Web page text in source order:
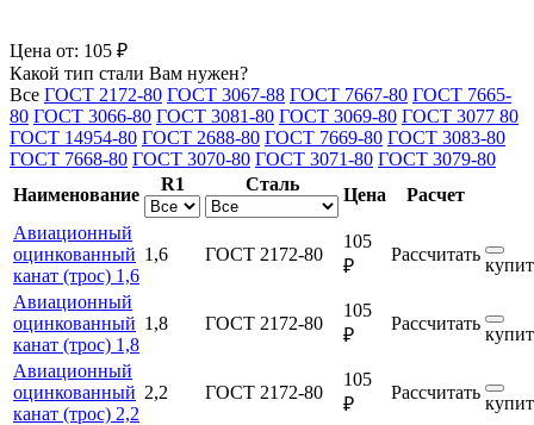
Цена от: 105 ₽
Какой тип стали Вам нужен?
Все ГОСТ 2172-80 ГОСТ 3067-88 ГОСТ 7667-80 ГОСТ 7665-
80 ГОСТ 3066-80 ГОСТ 3081-80 ГОСТ 3069-80 ГОСТ 3077 80
ГОСТ 14954-80 ГОСТ 2688-80 ГОСТ 7669-80 ГОСТ 3083-80
ГОСТ 7668-80 ГОСТ 3070-80 ГОСТ 3071-80 ГОСТ 3079-80
Наименование
R1 Сталь
Цена
Расчет
Авиационный
оцинкованный
канат (трос) 1,6
1,6 ГОСТ 2172-80
105
₽
Рассчитать
Авиационный
оцинкованный
канат (трос) 1,8
1,8 ГОСТ 2172-80
105
₽
Рассчитать
Авиационный
оцинкованный
канат (трос) 2,2
2,2 ГОСТ 2172-80
105
₽
Рассчитать